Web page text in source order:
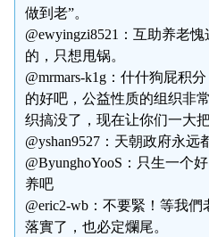
做到老”。
@ewyingzi8521：互助养老
的，只想甩锅。
@mrmars-k1g：什什狗屁积
的好吧，公益性质的组织非
织搞没了，现在让你们一大
@yshan9527：天朝政府永
@ByunghoYooS：只生一个
养吧
@eric2-wb：不要緊！等我
落實了，也必定爛尾。